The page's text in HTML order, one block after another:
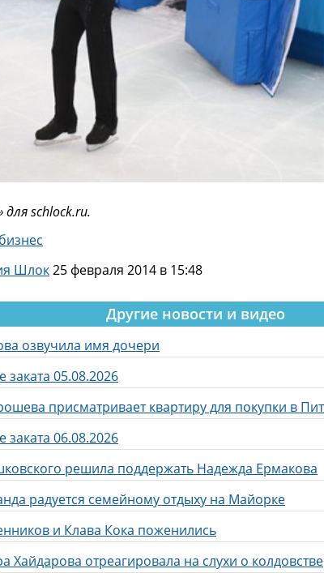
schlock.ru.
Шлок25 февраля 2014 в 15:48
Другие новости и видео
озвучила имя дочери
05.08.2026
присматривает квартиру для покупки в
06.08.2026
решила поддержать Надежда Ермакова
радуется семейному отдыху на Майорке
и Клава Кока поженились
Хайдарова отреагировала на слухи о колдовстве